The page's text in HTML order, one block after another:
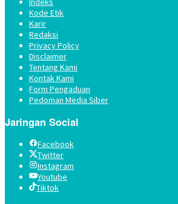
Kode Etik
Karir
Redaksi
Privacy Policy
Disclaimer
Tentang Kami
Kontak Kami
Form Pengaduan
Pedoman Media Siber
Jaringan Social
Facebook
Twitter
Instagram
Youtube
Tiktok